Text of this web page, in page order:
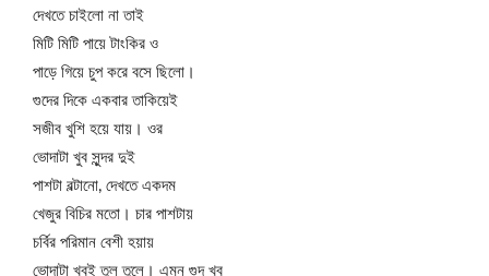
দেখতে চাইলো না তাই
মিটি মিটি পায়ে টাংকির ও
পাড়ে গিয়ে চুপ করে বসে ছিলো।
গুদের দিকে একবার তাকিয়েই
সজীব খুশি হয়ে যায়। ওর
ভোদাটা খুব সুন্দর দুই
পাশটা বল্টানো, দেখতে একদম
খেজুর বিচির মতো। চার পাশটায়
চর্বির পরিমান বেশী হয়ায়
ভোদাটা খুবই তুল তুলে। এমন গুদ খুব